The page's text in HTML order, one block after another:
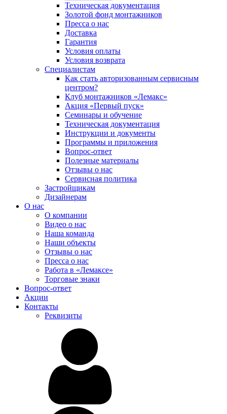
Техническая документация
Золотой фонд монтажников
Пресса о нас
Доставка
Гарантия
Условия оплаты
Условия возврата
Специалистам
Как стать авторизованным сервисным
центром?
Клуб монтажников «Лемакс»
Акция «Первый пуск»
Семинары и обучение
Техническая документация
Инструкции и документы
Программы и приложения
Вопрос-ответ
Полезные материалы
Отзывы о нас
Сервисная политика
Застройщикам
Дизайнерам
О нас
О компании
Видео о нас
Наша команда
Наши объекты
Отзывы о нас
Пресса о нас
Работа в «Лемаксе»
Торговые знаки
Вопрос-ответ
Акции
Контакты
Реквизиты